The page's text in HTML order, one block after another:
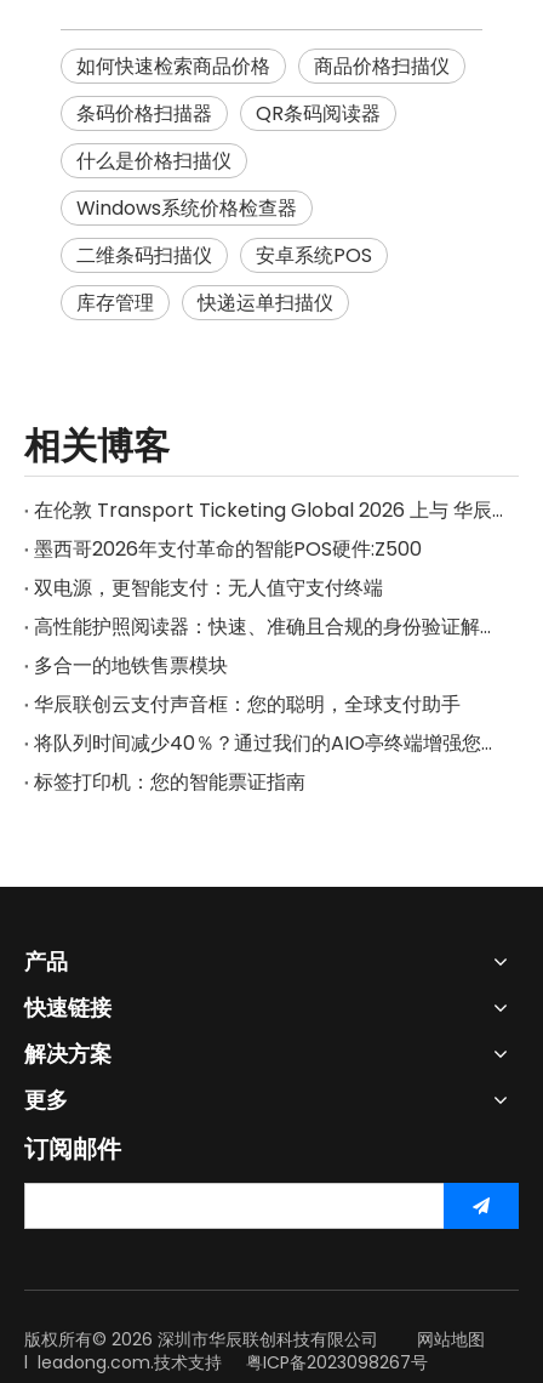
如何快速检索商品价格
商品价格扫描仪
条码价格扫描器
QR条码阅读器
什么是价格扫描仪
Windows系统价格检查器
二维条码扫描仪
安卓系统POS
库存管理
快递运单扫描仪
相关博客
在伦敦 Transport Ticketing Global 2026 上与 华辰联创 见面
墨西哥2026年支付革命的智能POS硬件:Z500
双电源，更智能支付：无人值守支付终端
高性能护照阅读器：快速、准确且合规的身份验证解决方案
多合一的地铁售票模块
华辰联创云支付声音框：您的聪明，全球支付助手
将队列时间减少40％？通过我们的AIO亭终端增强您的业务
标签打印机：您的智能票证指南
产品
快速链接
解决方案
更多
订阅邮件
版权所有© 2026 深圳市华辰联创科技有限公司 网站地图
l leadong.com.技术支持 粤ICP备2023098267号